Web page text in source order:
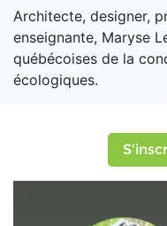
Architecte, designer,
enseignante, Maryse
québécoises de la
écologiques.